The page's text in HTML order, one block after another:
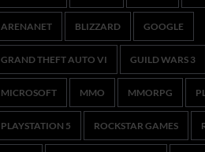
ARENANET BLIZZARD GOOGLE
GRAND THEFT AUTO VI GUILD WARS 3
MICROSOFT MMO MMORPG
PLAYSTATION 5 ROCKSTAR GAMES